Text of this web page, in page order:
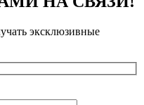
эксклюзивные